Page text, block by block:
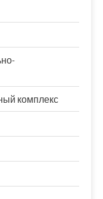
комплекс